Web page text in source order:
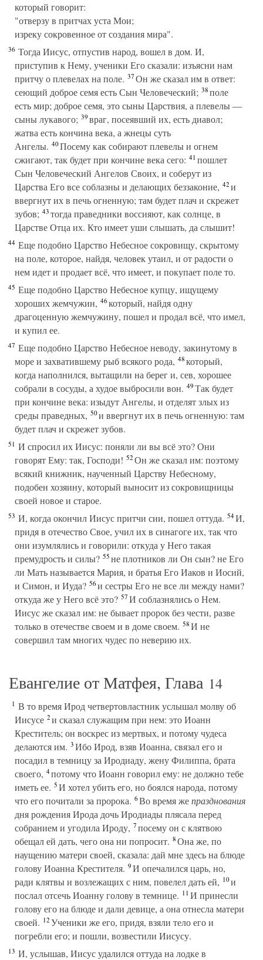
который говорит:
"отверзу в притчах уста Мои;
изреку сокровенное от создания мира".
36 Тогда Иисус, отпустив народ, вошел в дом. И,
приступив к Нему, ученики Его сказали: изъясни нам
притчу о плевелах на поле. 37Он же сказал им в ответ:
сеющий доброе семя есть Сын Человеческий; 38поле
есть мир; доброе семя, это сыны Царствия, а плевелы —
сыны лукавого; 39враг, посеявший их, есть диавол;
жатва есть кончина века, а жнецы суть
Ангелы. 40Посему как собирают плевелы и огнем
сжигают, так будет при кончине века сего: 41пошлет
Сын Человеческий Ангелов Своих, и соберут из
Царства Его все соблазны и делающих беззаконие, 42и
ввергнут их в печь огненную; там будет плач и скрежет
зубов; 43тогда праведники воссияют, как солнце, в
Царстве Отца их. Кто имеет уши слышать, да слышит!
44 Еще подобно Царство Небесное сокровищу, скрытому
на поле, которое, найдя, человек утаил, и от радости о
нем идет и продает всё, что имеет, и покупает поле то.
45 Еще подобно Царство Небесное купцу, ищущему
хороших жемчужин, 46который, найдя одну
драгоценную жемчужину, пошел и продал всё, что имел,
и купил ее.
47 Еще подобно Царство Небесное неводу, закинутому в
море и захватившему рыб всякого рода, 48который,
когда наполнился, вытащили на берег и, сев, хорошее
собрали в сосуды, а худое выбросили вон. 49Так будет
при кончине века: изыдут Ангелы, и отделят злых из
среды праведных, 50и ввергнут их в печь огненную: там
будет плач и скрежет зубов.
51 И спросил их Иисус: поняли ли вы всё это? Они
говорят Ему: так, Господи! 52Он же сказал им: поэтому
всякий книжник, наученный Царству Небесному,
подобен хозяину, который выносит из сокровищницы
своей новое и старое.
53 И, когда окончил Иисус притчи сии, пошел оттуда. 54И,
придя в отечество Свое, учил их в синагоге их, так что
они изумлялись и говорили: откуда у Него такая
премудрость и силы? 55не плотников ли Он сын? не Его
ли Мать называется Мария, и братья Его Иаков и Иосий,
и Симон, и Иуда? 56и сестры Его не все ли между нами?
откуда же у Него всё это? 57И соблазнялись о Нем.
Иисус же сказал им: не бывает пророк без чести, разве
только в отечестве своем и в доме своем. 58И не
совершил там многих чудес по неверию их.
Евангелие от Матфея, Глава 14
1 В то время Ирод четвертовластник услышал молву об
Иисусе 2и сказал служащим при нем: это Иоанн
Креститель; он воскрес из мертвых, и потому чудеса
делаются им. 3Ибо Ирод, взяв Иоанна, связал его и
посадил в темницу за Иродиаду, жену Филиппа, брата
своего, 4потому что Иоанн говорил ему: не должно тебе
иметь ее. 5И хотел убить его, но боялся народа, потому
что его почитали за пророка. 6Во время жепразднования
дня рождения Ирода дочь Иродиады плясала перед
собранием и угодила Ироду, 7посему он с клятвою
обещал ей дать, чего она ни попросит. 8Она же, по
наущению матери своей, сказала: дай мне здесь на блюде
голову Иоанна Крестителя. 9И опечалился царь, но,
ради клятвы и возлежащих с ним, повелел дать ей, 10и
послал отсечь Иоанну голову в темнице. 11И принесли
голову его на блюде и дали девице, а она отнесла матери
своей. 12Ученики же его, придя, взяли тело его и
погребли его; и пошли, возвестили Иисусу.
13 И, услышав, Иисус удалился оттуда на лодке в